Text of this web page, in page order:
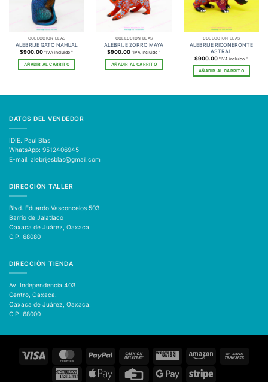
COLECCIÓN BLAS
ALEBRIJE GATO NAHUAL
$900.00 "IVA incluido "
AÑADIR AL CARRITO
COLECCIÓN BLAS
ALEBRIJE ZORRO MAYA
$900.00 "IVA incluido "
AÑADIR AL CARRITO
COLECCIÓN BLAS
ALEBRIJE RICONERONTE
ASTRAL
$900.00 "IVA incluido "
AÑADIR AL CARRITO
DATOS DEL VENDEDOR
IDIE. Paul Blas
WhatsApp: 9512406945
E-mail: alebrijesblas@gmail.com
DIRECCIÓN TALLER
Blvd. Eduardo Vasconcelos 503
Barrio de Jalatlaco
Oaxaca de Juárez, Oaxaca.
C.P. 68080
DIRECCIÓN TIENDA
Av. Independencia 403
Centro, Oaxaca.
Oaxaca de Juárez, Oaxaca.
C.P. 68000
MasterCard PayPal
Cash
Delivery
Western
Union
Amazon
American
Express
Apple
Credit
Google
Stripe